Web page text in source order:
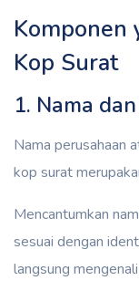
Komponen
Kop Surat
1. Nama
Nama perusahaan
kop surat
Mencantumkan
sesuai dengan
langsung